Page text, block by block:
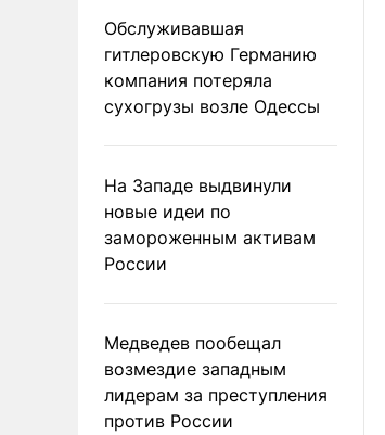
Обслуживавшая
гитлеровскую Германию
компания потеряла
сухогрузы возле Одессы
На Западе выдвинули
новые идеи по
замороженным активам
России
Медведев пообещал
возмездие западным
лидерам за преступления
против России